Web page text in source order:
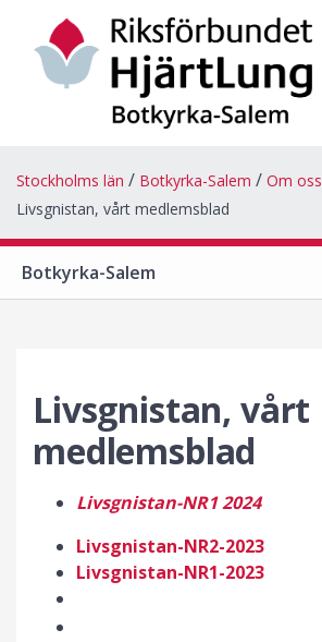
Stockholms län Botkyrka-Salem
Om oss
Livsgnistan, vårt medlemsblad
Botkyrka-Salem
Livsgnistan, vårt
medlemsblad
Livsgnistan-NR1 2024
Livsgnistan-NR2-2023
Livsgnistan-NR1-2023